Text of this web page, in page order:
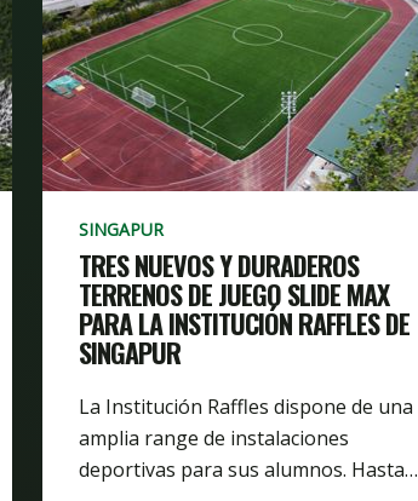
SINGAPUR
TRES NUEVOS Y DURADEROS
TERRENOS DE JUEGO SLIDE MAX
PARA LA INSTITUCIÓN RAFFLES DE
SINGAPUR
La Institución Raffles dispone de una
amplia range de instalaciones
deportivas para sus alumnos. Hasta…